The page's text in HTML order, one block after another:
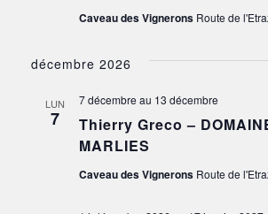
Caveau des Vignerons Route de
décembre 2026
LUN
7
Thierry Greco –
MARLIES
7 décembre au 13 décembre
Caveau des Vignerons Route de